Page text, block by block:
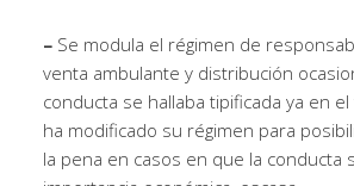
– Se modula el régimen de
venta ambulante y distribución
conducta se hallaba tipificada ya en
ha modificado su régimen para
la pena en casos en que la conducta